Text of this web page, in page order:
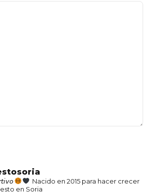
Nacido en 2015 para hacer crecer
en Soria